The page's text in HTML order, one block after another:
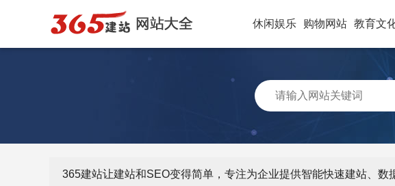
休闲娱乐 购物网站 教育文
365建站让建站和SEO变得简单，专注为企业提供智能快速建站、